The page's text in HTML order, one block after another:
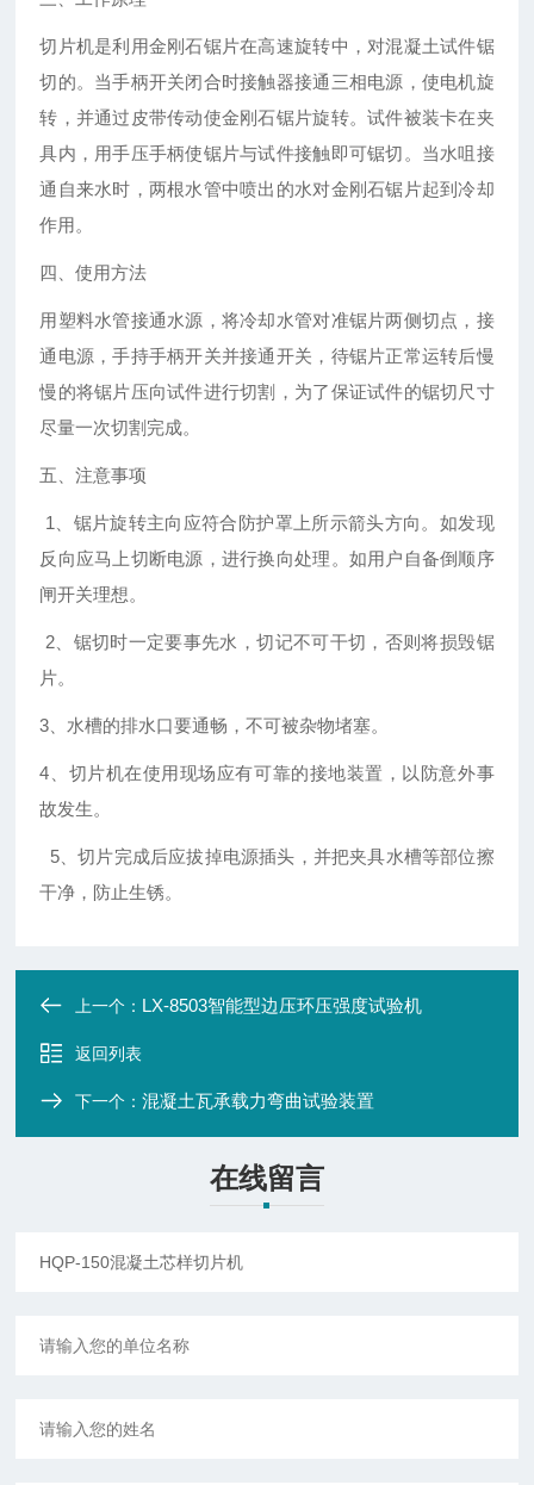
切片机是利用金刚石锯片在高速旋转中，对混凝土试件锯
切的。当手柄开关闭合时接触器接通三相电源，使电机旋
转，并通过皮带传动使金刚石锯片旋转。试件被装卡在夹
具内，用手压手柄使锯片与试件接触即可锯切。当水咀接
通自来水时，两根水管中喷出的水对金刚石锯片起到冷却
作用。
四、使用方法
用塑料水管接通水源，将冷却水管对准锯片两侧切点，接
通电源，手持手柄开关并接通开关，待锯片正常运转后慢
慢的将锯片压向试件进行切割，为了保证试件的锯切尺寸
尽量一次切割完成。
五、注意事项
1、锯片旋转主向应符合防护罩上所示箭头方向。如发现
反向应马上切断电源，进行换向处理。如用户自备倒顺序
闸开关理想。
2、锯切时一定要事先水，切记不可干切，否则将损毁锯
片。
3、水槽的排水口要通畅，不可被杂物堵塞。
4、切片机在使用现场应有可靠的接地装置，以防意外事
故发生。
5、切片完成后应拔掉电源插头，并把夹具水槽等部位擦
干净，防止生锈。
上一个： LX-8503智能型边压环压强度试验机
返回列表
下一个：混凝土瓦承载力弯曲试验装置
在线留言